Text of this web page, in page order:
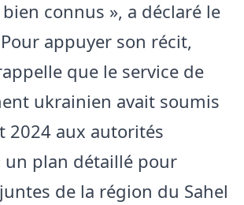
connus », a déclaré le
appuyer son récit,
que le service de
ukrainien avait soumis
2024 aux autorités
un plan détaillé pour
de la région du Sahel